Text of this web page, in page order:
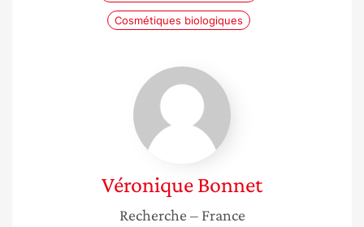
Cosmétiques biologiques
Véronique
Bonnet
VéroniqueBonnet
Recherche – France